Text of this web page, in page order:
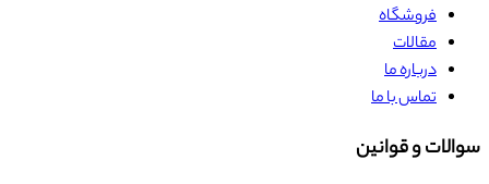
فروشگاه
مقالات
درباره ما
تماس با ما
سوالات و قوانین